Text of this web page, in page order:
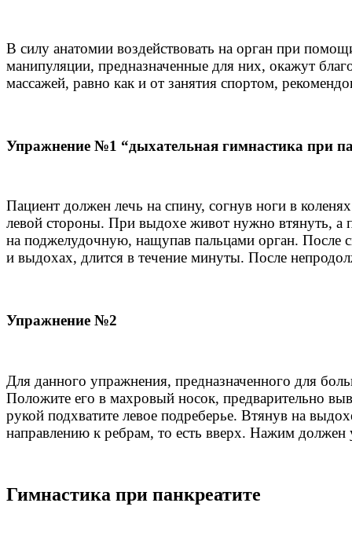
В силу анатомии воздействовать на орган при
манипуляции, предназначенные для них, окажут
массажей, равно как и от занятия спортом,
Упражнение №1 “дыхательная гимнастика при
Пациент должен лечь на спину, согнув ноги в
левой стороны. При выдохе живот нужно втянуть, а
на поджелудочную, нащупав пальцами орган. После
и выдохах, длится в течение минуты. После
Упражнение №2
Для данного упражнения, предназначенного для
Положите его в махровый носок, предварительно
рукой подхватите левое подреберье. Втянув на
направлению к ребрам, то есть вверх. Нажим должен
Гимнастика при панкреатите